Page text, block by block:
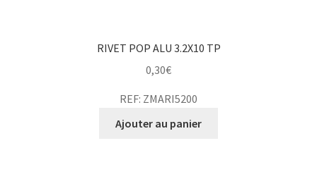
RIVET POP ALU 3.2X10 TP
0,30€
REF: ZMARI5200
Ajouter au panier